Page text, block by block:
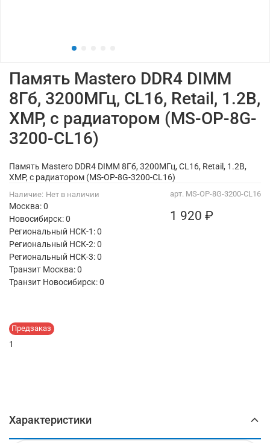
арт. MS-OP-8G-3200-CL16
Наличие: Нет в наличии
Предзаказ
Память Mastero DDR4 DIMM
8Гб, 3200МГц, CL16, Retail, 1.2В,
XMP, с радиатором (MS-OP-8G-
3200-CL16)
Москва: 0
Новосибирск: 0
Региональный НСК-1: 0
Региональный НСК-2: 0
Региональный НСК-3: 0
Транзит Москва:0
Транзит Новосибирск:0
1 920 ₽
1
Память Mastero DDR4 DIMM 8Гб, 3200МГц, CL16, Retail, 1.2В,
XMP, с радиатором (MS-OP-8G-3200-CL16)
Характеристики